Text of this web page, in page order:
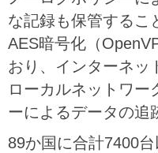
な記録も保管するこ
AES暗号化（
おり、インターネッ
ローカルネットワー
ーによるデータの追
89か国に合計7400